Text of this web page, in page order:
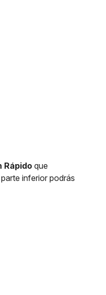
Rápido que
parte inferior podrás